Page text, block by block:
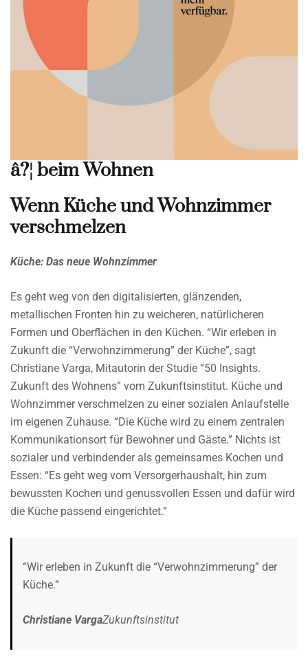
â?¦ beim Wohnen
Wenn Küche und Wohnzimmer
verschmelzen
Küche: Das neue Wohnzimmer
Es geht weg von den digitalisierten, glänzenden,
metallischen Fronten hin zu weicheren, natürlicheren
Formen und Oberflächen in den Küchen. “Wir erleben in
Zukunft die “Verwohnzimmerung” der Küche”, sagt
Christiane Varga, Mitautorin der Studie “50 Insights.
Zukunft des Wohnens” vom Zukunftsinstitut. Küche und
Wohnzimmer verschmelzen zu einer sozialen Anlaufstelle
im eigenen Zuhause. “Die Küche wird zu einem zentralen
Kommunikationsort für Bewohner und Gäste.” Nichts ist
sozialer und verbindender als gemeinsames Kochen und
Essen: “Es geht weg vom Versorgerhaushalt, hin zum
bewussten Kochen und genussvollen Essen und dafür wird
die Küche passend eingerichtet.”
“Wir erleben in Zukunft die “Verwohnzimmerung” der
Küche.”
Christiane VargaZukunftsinstitut